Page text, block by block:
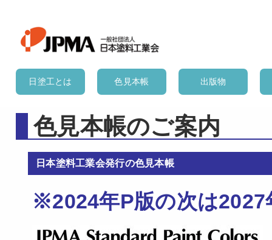
日塗工とは 色見本帳 出版物
色見本帳のご案内
日本塗料工業会発行の色見本帳
※2024年P版の次は2027